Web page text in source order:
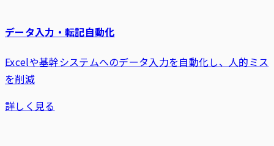
データ入力・転記自動化
Excelや基幹システムへのデータ入力を自動化し、人的ミス
を削減
詳しく見る